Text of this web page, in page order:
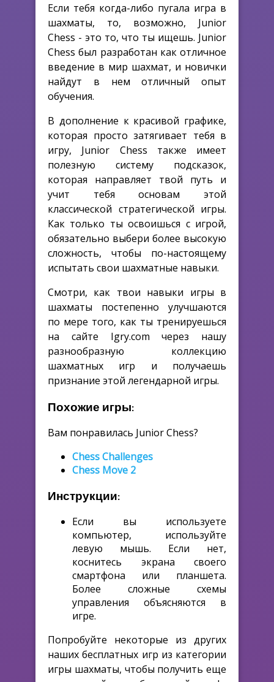
Если тебя когда-либо пугала игра в
шахматы, то, возможно, Junior
Chess - это то, что ты ищешь. Junior
Chess был разработан как отличное
введение в мир шахмат, и новички
найдут в нем отличный опыт
обучения.
В дополнение к красивой графике,
которая просто затягивает тебя в
игру, Junior Chess также имеет
полезную систему подсказок,
которая направляет твой путь и
учит тебя основам этой
классической стратегической игры.
Как только ты освоишься с игрой,
обязательно выбери более высокую
сложность, чтобы по-настоящему
испытать свои шахматные навыки.
Смотри, как твои навыки игры в
шахматы постепенно улучшаются
по мере того, как ты тренируешься
на сайте Igry.com через нашу
разнообразную коллекцию
шахматных игр и получаешь
признание этой легендарной игры.
Похожие игры:
Вам понравилась Junior Chess?
Chess Challenges
Chess Move 2
Инструкции:
Если вы используете
компьютер, используйте
левую мышь. Если нет,
коснитесь экрана своего
смартфона или планшета.
Более сложные схемы
управления объясняются в
игре.
Попробуйте некоторые из других
наших бесплатных игр из категории
игры шахматы, чтобы получить еще